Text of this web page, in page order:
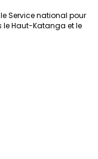
Service national pour
le Haut-Katanga et le